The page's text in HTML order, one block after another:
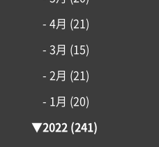
- 4月 (21)
- 3月 (15)
- 2月 (21)
- 1月 (20)
▼2022(241)